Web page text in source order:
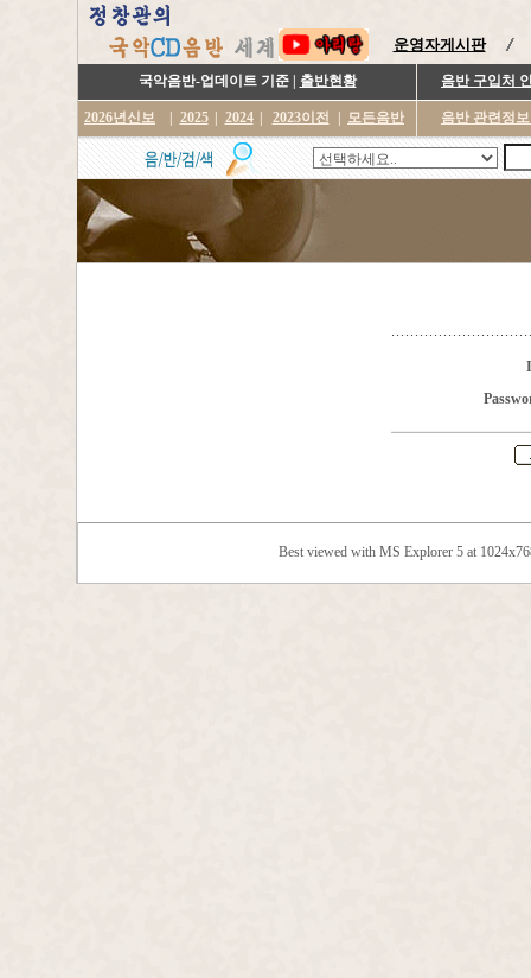
운영자게시판
국악음반-업데이트 기준 | 출반현황 음반 구입처
2026년신보 2025 2024 2023이전 모든음반 음반 관련정
Best viewed with MS Explorer 5 at